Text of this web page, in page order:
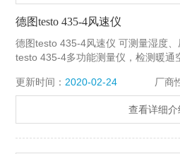
德图testo 435-4风速仪
德图testo 435-4风速仪 可测量湿度、
testo 435-4多功能测量仪，检测暖通
更新时间： 2020-02-24 厂商
查看详细介